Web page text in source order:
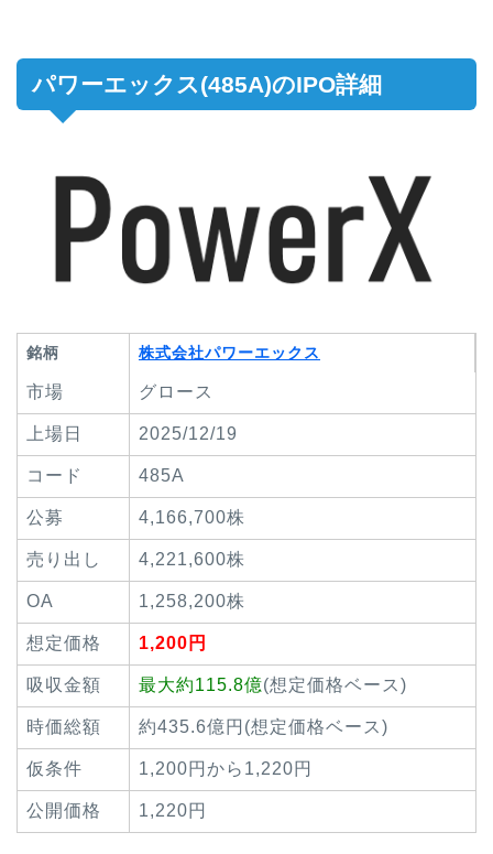
パワーエックス(485A)のIPO詳細
銘柄 株式会社パワーエックス
市場 グロース
上場日 2025/12/19
コード 485A
公募 4,166,700株
売り出し 4,221,600株
OA 1,258,200株
想定価格 1,200円
吸収金額 最大約115.8億(想定価格ベース)
時価総額 約435.6億円(想定価格ベース)
仮条件 1,200円から1,220円
公開価格 1,220円